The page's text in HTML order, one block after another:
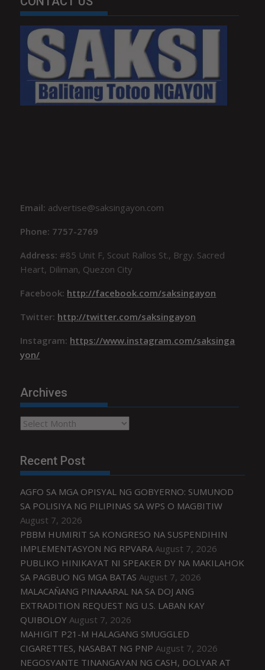
Email: advertise@saksingayon.com
Phone: 7757-2769
Address:#85 Unit F, Scout Rallos St., Brgy. Sacred
Heart, Diliman, Quezon City
Facebook: http://facebook.com/saksingayon
Twitter: http://twitter.com/saksingayon
Instagram: https://www.instagram.com/saksinga
yon/
Archives
Archives
Recent Post
AGFO SA MGA OPISYAL NG GOBYERNO: SUMUNOD
SA POLISIYA NG PILIPINAS SA WPS O MAGBITIW
August 7, 2026
PBBM HUMIRIT SA KONGRESO NA SUSPENDIHIN
IMPLEMENTASYON NG RPVARA August 7, 2026
PUBLIKO HINIKAYAT NI SPEAKER DY NA MAKILAHOK
SA PAGBUO NG MGA BATAS August 7, 2026
MALACAÑANG PINAAARAL NA SA DOJ ANG
EXTRADITION REQUEST NG U.S. LABAN KAY
QUIBOLOY August 7, 2026
MAHIGIT P21-M HALAGANG SMUGGLED
CIGARETTES, NASABAT NG PNP August 7, 2026
NEGOSYANTE TINANGAYAN NG CASH, DOLYAR AT